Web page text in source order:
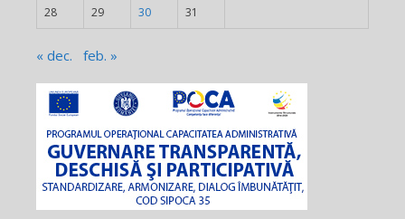
28 29 30 31
« dec. feb. »